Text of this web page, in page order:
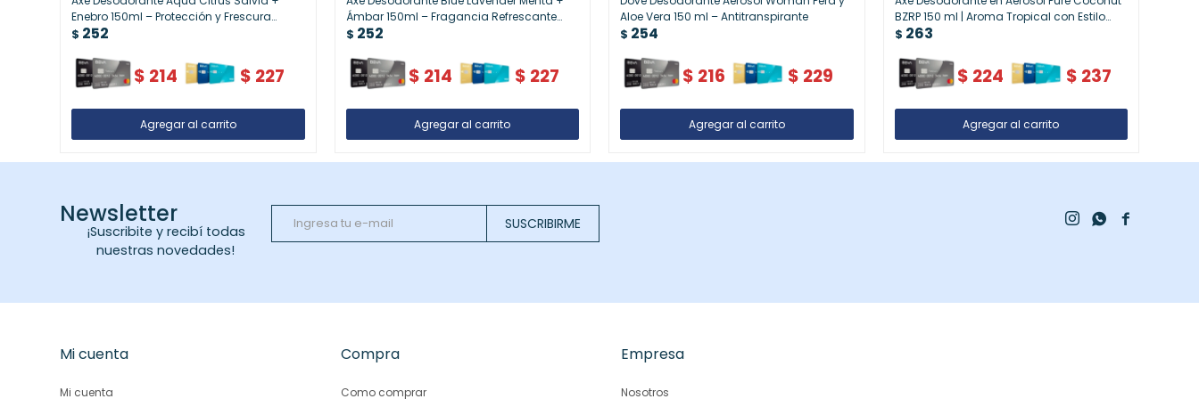
Enebro 150ml – Protección y Frescura
Diaria
$ 252
$ 214 $ 227
Ámbar 150ml – Fragancia Refrescante
para Hombre
$ 252
$ 214 $ 227
Aloe Vera 150 ml – Antitranspirante
$ 254
$ 216 $ 229
BZRP 150 ml | Aroma Tropical con Estilo
Urbano
$ 263
$ 224 $ 237
Newsletter
¡Suscribite y recibí todas
nuestras novedades!
SUSCRIBIRME 
 
Mi cuenta
Mi cuenta
Compra
Como comprar
Empresa
Nosotros